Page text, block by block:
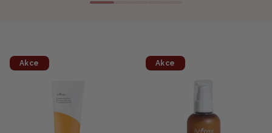
Akce Akce